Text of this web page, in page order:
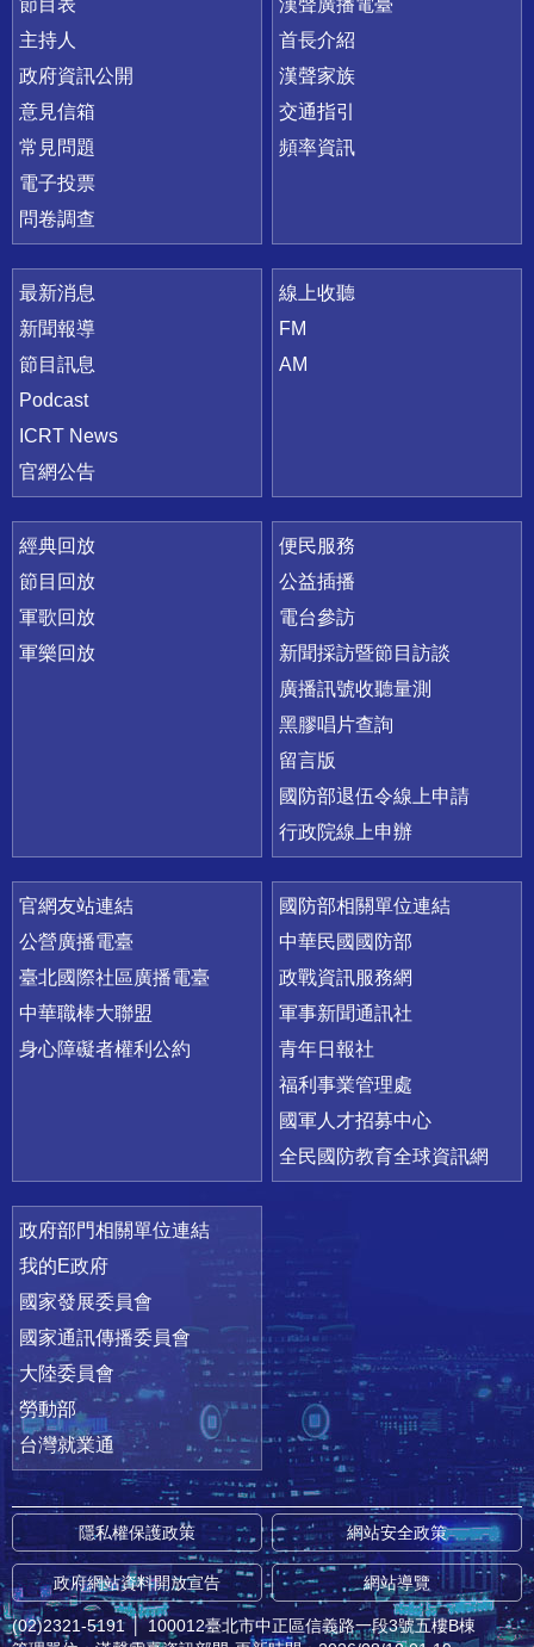
主持人
政府資訊公開
意見信箱
常見問題
電子投票
問卷調查
首長介紹
漢聲家族
交通指引
頻率資訊
最新消息
新聞報導
節目訊息
Podcast
ICRT News
官網公告
線上收聽
FM
AM
經典回放
節目回放
軍歌回放
軍樂回放
便民服務
公益插播
電台參訪
新聞採訪暨節目訪談
廣播訊號收聽量測
黑膠唱片查詢
留言版
國防部退伍令線上申請
行政院線上申辦
官網友站連結
公營廣播電臺
臺北國際社區廣播電臺
中華職棒大聯盟
身心障礙者權利公約
國防部相關單位連結
中華民國國防部
政戰資訊服務網
軍事新聞通訊社
青年日報社
福利事業管理處
國軍人才招募中心
全民國防教育全球資訊網
政府部門相關單位連結
我的E政府
國家發展委員會
國家通訊傳播委員會
大陸委員會
勞動部
台灣就業通
隱私權保護政策 網站安全政策
政府網站資料開放宣告 網站導覽
(02)2321-5191 │ 100012臺北市中正區信義路一段3號五樓B棟